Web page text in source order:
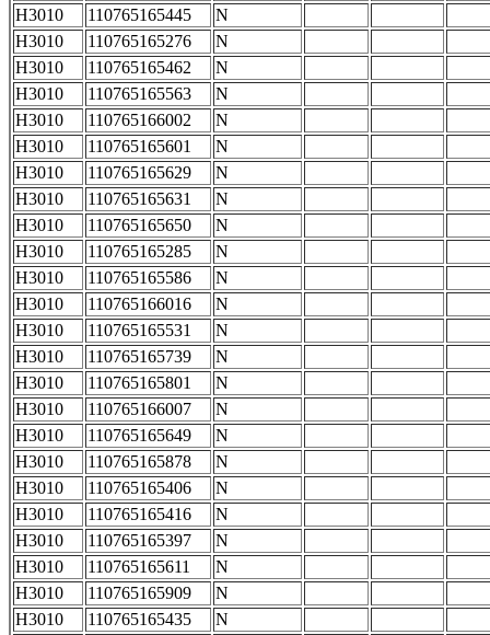
H3010
110765165445
N
H3010
110765165276
N
H3010
110765165462
N
H3010
110765165563
N
H3010
110765166002
N
H3010
110765165601
N
H3010
110765165629
N
H3010
110765165631
N
H3010
110765165650
N
H3010
110765165285
N
H3010
110765165586
N
H3010
110765166016
N
H3010
110765165531
N
H3010
110765165739
N
H3010
110765165801
N
H3010
110765166007
N
H3010
110765165649
N
H3010
110765165878
N
H3010
110765165406
N
H3010
110765165416
N
H3010
110765165397
N
H3010
110765165611
N
H3010
110765165909
N
H3010
110765165435
N